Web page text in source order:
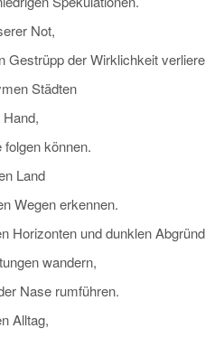
Not,
Gestrüpp der Wirklichkeit
Städten
können.
Land
Wegen erkennen.
Horizonten und dunklen
wandern,
Nase rumführen.
Alltag,